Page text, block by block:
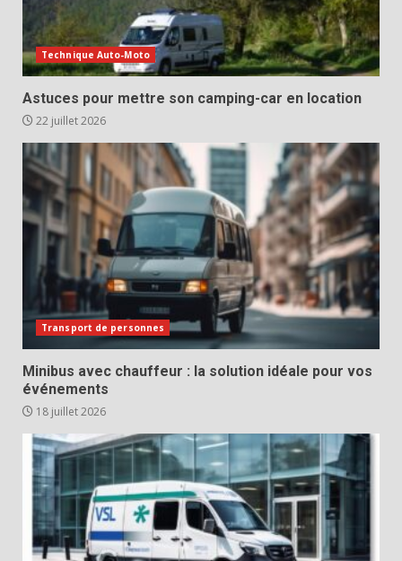
Technique Auto-Moto
Astuces pour mettre son camping-car en location
22 juillet 2026
Transport de personnes
Minibus avec chauffeur : la solution idéale pour vos
événements
18 juillet 2026